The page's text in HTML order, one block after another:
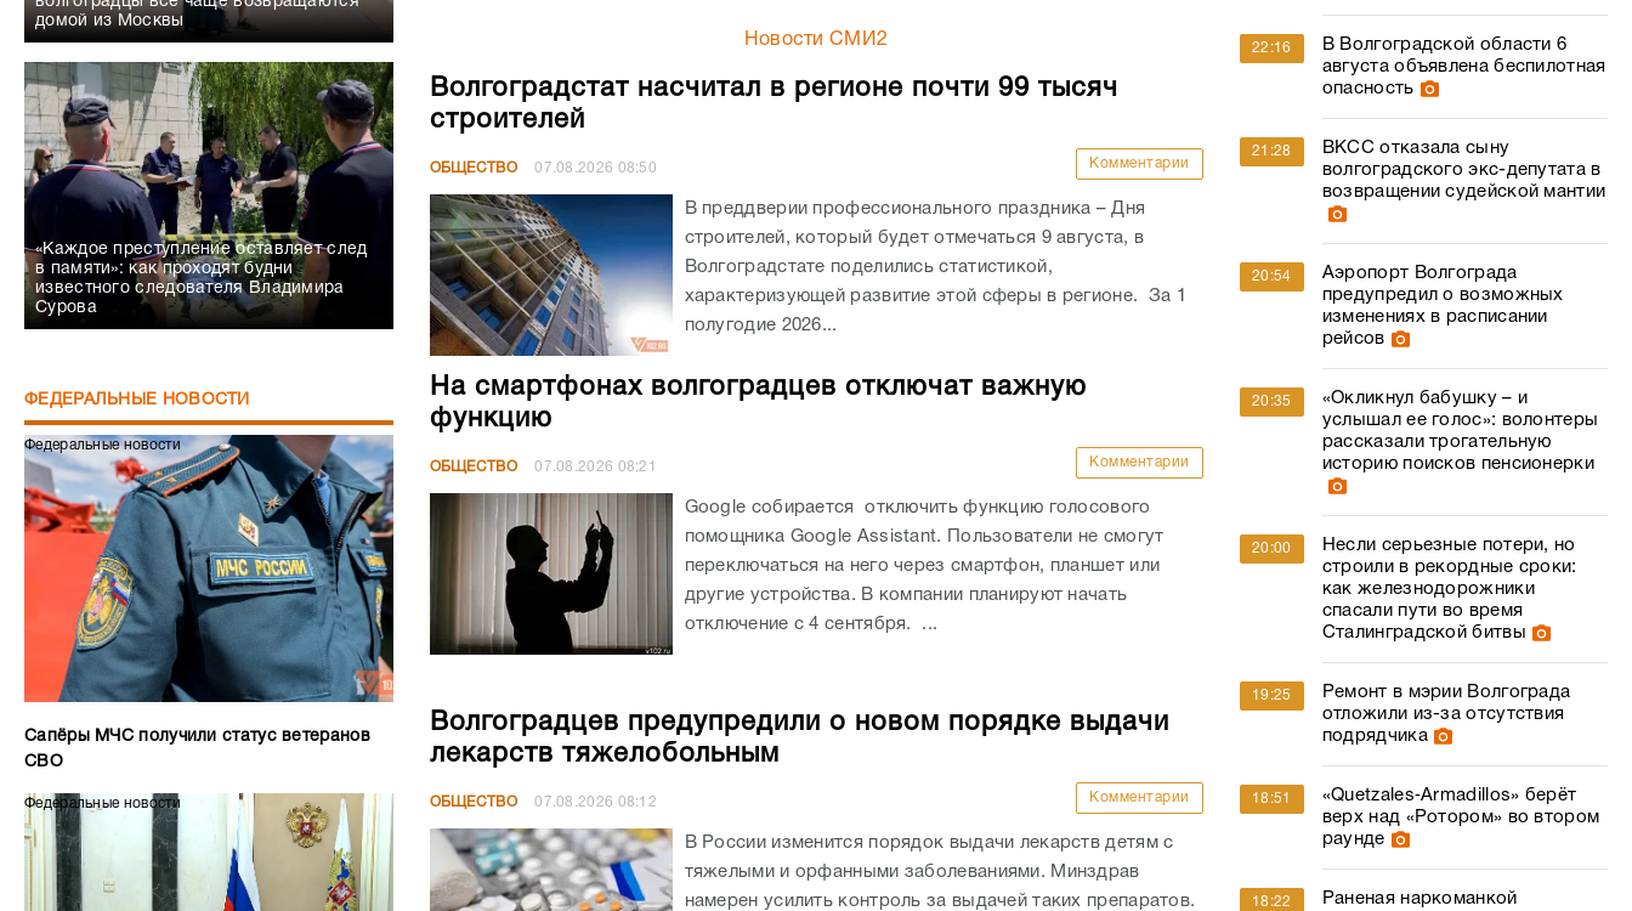
домой из Москвы
«Каждое преступление оставляет след
в памяти»: как проходят будни
известного следователя Владимира
Сурова
ФЕДЕРАЛЬНЫЕ НОВОСТИ
Федеральные новости
Сапёры МЧС получили статус ветеранов
СВО
Федеральные новости
Новости СМИ2
Волгоградстат насчитал в регионе почти 99 тысяч
строителей
ОБЩЕСТВО 07.08.2026 08:50 Комментарии
В преддверии профессионального праздника – Дня
строителей, который будет отмечаться 9 августа, в
Волгоградстате поделились статистикой,
характеризующей развитие этой сферы в регионе. За 1
полугодие 2026...
На смартфонах волгоградцев отключат важную
функцию
ОБЩЕСТВО 07.08.2026 08:21 Комментарии
Google собирается отключить функцию голосового
помощника Google Assistant. Пользователи не смогут
переключаться на него через смартфон, планшет или
другие устройства. В компании планируют начать
отключение с 4 сентября. ...
Волгоградцев предупредили о новом порядке выдачи
лекарств тяжелобольным
ОБЩЕСТВО 07.08.2026 08:12 Комментарии
В России изменится порядок выдачи лекарств детям с
тяжелыми и орфанными заболеваниями. Минздрав
намерен усилить контроль за выдачей таких препаратов.
22:16
В Волгоградской области 6
августа объявлена беспилотная
опасность
21:28
ВКСС отказала сыну
волгоградского экс-депутата в
возвращении судейской мантии
20:54
Аэропорт Волгограда
предупредил о возможных
изменениях в расписании
рейсов
20:35
«Окликнул бабушку – и
услышал ее голос»: волонтеры
рассказали трогательную
историю поисков пенсионерки
20:00
Несли серьезные потери, но
строили в рекордные сроки:
как железнодорожники
спасали пути во время
Сталинградской битвы
19:25
Ремонт в мэрии Волгограда
отложили из-за отсутствия
подрядчика
18:51
«Quetzales‑Armadillos» берёт
верх над «Ротором» во втором
раунде
18:22
Раненая наркоманкой